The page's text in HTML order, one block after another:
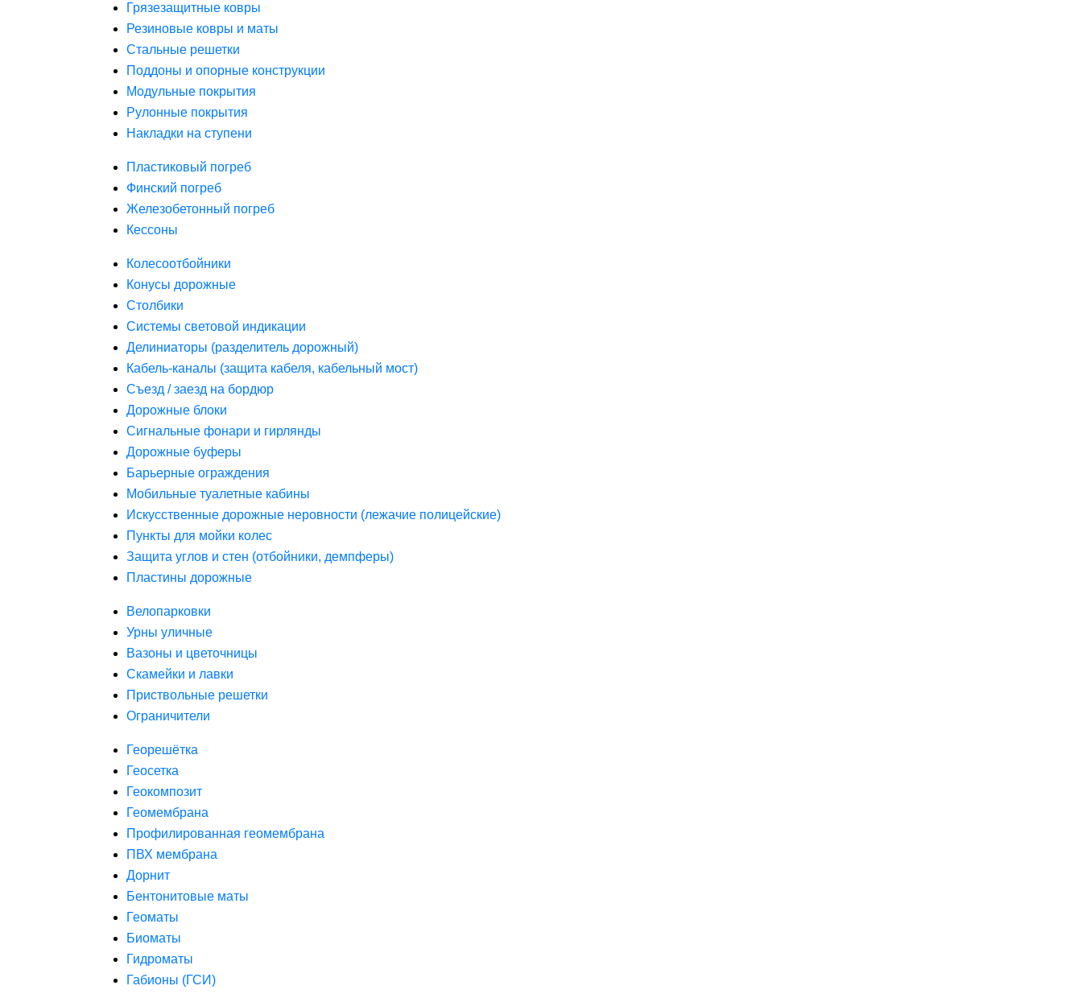
Грязезащитные ковры
Резиновые ковры и маты
Стальные решетки
Поддоны и опорные конструкции
Модульные покрытия
Рулонные покрытия
Накладки на ступени
Пластиковый погреб
Финский погреб
Железобетонный погреб
Кессоны
Колесоотбойники
Конусы дорожные
Столбики
Системы световой индикации
Делиниаторы (разделитель дорожный)
Кабель-каналы (защита кабеля, кабельный мост)
Съезд / заезд на бордюр
Дорожные блоки
Сигнальные фонари и гирлянды
Дорожные буферы
Барьерные ограждения
Мобильные туалетные кабины
Искусственные дорожные неровности (лежачие полицейские)
Пункты для мойки колес
Защита углов и стен (отбойники, демпферы)
Пластины дорожные
Велопарковки
Урны уличные
Вазоны и цветочницы
Скамейки и лавки
Приствольные решетки
Ограничители
Георешётка
Геосетка
Геокомпозит
Геомембрана
Профилированная геомембрана
ПВХ мембрана
Дорнит
Бентонитовые маты
Геоматы
Биоматы
Гидроматы
Габионы (ГСИ)